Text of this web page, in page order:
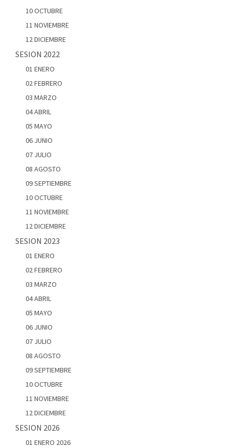
10 OCTUBRE
11 NOVIEMBRE
12 DICIEMBRE
SESION 2022
01 ENERO
02 FEBRERO
03 MARZO
04 ABRIL
05 MAYO
06 JUNIO
07 JULIO
08 AGOSTO
09 SEPTIEMBRE
10 OCTUBRE
11 NOVIEMBRE
12 DICIEMBRE
SESION 2023
01 ENERO
02 FEBRERO
03 MARZO
04 ABRIL
05 MAYO
06 JUNIO
07 JULIO
08 AGOSTO
09 SEPTIEMBRE
10 OCTUBRE
11 NOVIEMBRE
12 DICIEMBRE
SESION 2026
01 ENERO 2026